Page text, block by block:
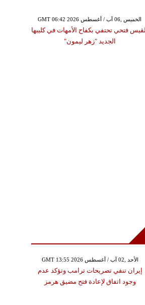
GMT 06:42 2026 الخميس ,06 آب / أغسطس
فتحي تحتفي بكفاح الأمهات في كليبها
الجديد "زهر ليمون"
GMT 13:55 2026 الأحد ,02 آب / أغسطس
إيران تنفي تصريحات ترامب وتؤكد عدم
وجود اتفاق لإعادة فتح مضيق هرمز